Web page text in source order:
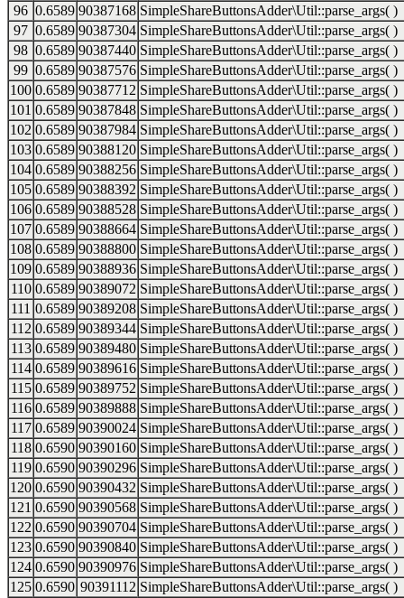
96 0.6589 90387168 SimpleShareButtonsAdder\Util::parse_args( )
97 0.6589 90387304 SimpleShareButtonsAdder\Util::parse_args( )
98 0.6589 90387440 SimpleShareButtonsAdder\Util::parse_args( )
99 0.6589 90387576 SimpleShareButtonsAdder\Util::parse_args( )
100 0.6589 90387712 SimpleShareButtonsAdder\Util::parse_args( )
101 0.6589 90387848 SimpleShareButtonsAdder\Util::parse_args( )
102 0.6589 90387984 SimpleShareButtonsAdder\Util::parse_args( )
103 0.6589 90388120 SimpleShareButtonsAdder\Util::parse_args( )
104 0.6589 90388256 SimpleShareButtonsAdder\Util::parse_args( )
105 0.6589 90388392 SimpleShareButtonsAdder\Util::parse_args( )
106 0.6589 90388528 SimpleShareButtonsAdder\Util::parse_args( )
107 0.6589 90388664 SimpleShareButtonsAdder\Util::parse_args( )
108 0.6589 90388800 SimpleShareButtonsAdder\Util::parse_args( )
109 0.6589 90388936 SimpleShareButtonsAdder\Util::parse_args( )
110 0.6589 90389072 SimpleShareButtonsAdder\Util::parse_args( )
111 0.6589 90389208 SimpleShareButtonsAdder\Util::parse_args( )
112 0.6589 90389344 SimpleShareButtonsAdder\Util::parse_args( )
113 0.6589 90389480 SimpleShareButtonsAdder\Util::parse_args( )
114 0.6589 90389616 SimpleShareButtonsAdder\Util::parse_args( )
115 0.6589 90389752 SimpleShareButtonsAdder\Util::parse_args( )
116 0.6589 90389888 SimpleShareButtonsAdder\Util::parse_args( )
117 0.6589 90390024 SimpleShareButtonsAdder\Util::parse_args( )
118 0.6590 90390160 SimpleShareButtonsAdder\Util::parse_args( )
119 0.6590 90390296 SimpleShareButtonsAdder\Util::parse_args( )
120 0.6590 90390432 SimpleShareButtonsAdder\Util::parse_args( )
121 0.6590 90390568 SimpleShareButtonsAdder\Util::parse_args( )
122 0.6590 90390704 SimpleShareButtonsAdder\Util::parse_args( )
123 0.6590 90390840 SimpleShareButtonsAdder\Util::parse_args( )
124 0.6590 90390976 SimpleShareButtonsAdder\Util::parse_args( )
125 0.6590 90391112 SimpleShareButtonsAdder\Util::parse_args( )